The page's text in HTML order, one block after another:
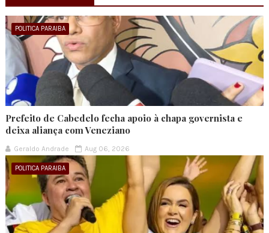
POLITICA PARAIBA
Prefeito de Cabedelo fecha apoio à chapa governista e
deixa aliança com Veneziano
Geraldo Andrade Aug 06, 2026
POLITICA PARAIBA